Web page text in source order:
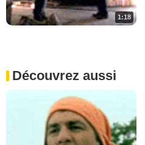
1:18
Découvrez aussi